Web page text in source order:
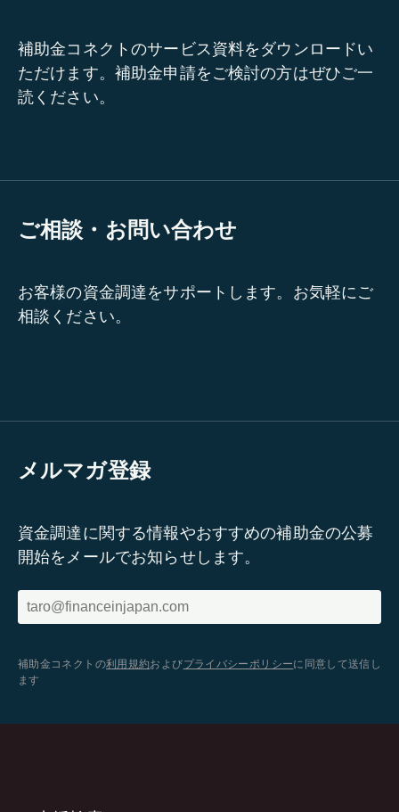
補助金コネクトのサービス資料をダウンロードい
ただけます。補助金申請をご検討の方はぜひご一
読ください。
ご相談・お問い合わせ
お客様の資金調達をサポートします。お気軽にご
相談ください。
メルマガ登録
資金調達に関する情報やおすすめの補助金の公募
開始をメールでお知らせします。
補助金コネクトの利用規約およびプライバシーポリシーに同意して送信し
ます